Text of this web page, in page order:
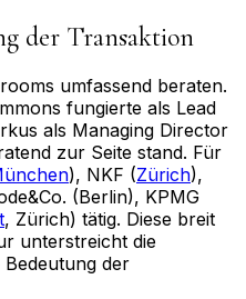
der Transaktion
umfassend beraten.
fungierte als Lead
als Managing Director
zur Seite stand. Für
), NKF (Zürich),
(Berlin), KPMG
, Zürich) tätig. Diese breit
unterstreicht die
der